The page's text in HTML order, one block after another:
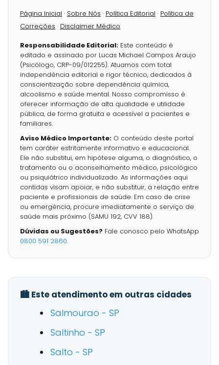
Página Inicial · Sobre Nós · Política Editorial · Política de
Correções · Disclaimer Médico
Responsabilidade Editorial: Este conteúdo é
editado e assinado por Lucas Michael Campos Araujo
(Psicólogo, CRP-09/012255). Atuamos com total
independência editorial e rigor técnico, dedicados à
conscientização sobre dependência química,
alcoolismo e saúde mental. Nosso compromisso é
oferecer informação de alta qualidade e utilidade
pública, de forma gratuita e acessível a pacientes e
familiares.
Aviso Médico Importante: O conteúdo deste portal
tem caráter estritamente informativo e educacional.
Ele não substitui, em hipótese alguma, o diagnóstico, o
tratamento ou o aconselhamento médico, psicológico
ou psiquiátrico individualizado. As informações aqui
contidas visam apoiar, e não substituir, a relação entre
paciente e profissionais de saúde. Em caso de crise
ou emergência, procure imediatamente o serviço de
saúde mais próximo (SAMU 192, CVV 188).
Dúvidas ou Sugestões? Fale conosco pelo WhatsApp
0800 591 2860.
🏙️ Este atendimento em outras cidades
Salmourao - SP
Saltinho - SP
Salto - SP